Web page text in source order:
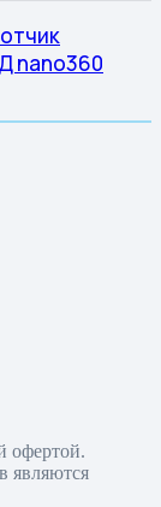
nano360
офертой.
являются